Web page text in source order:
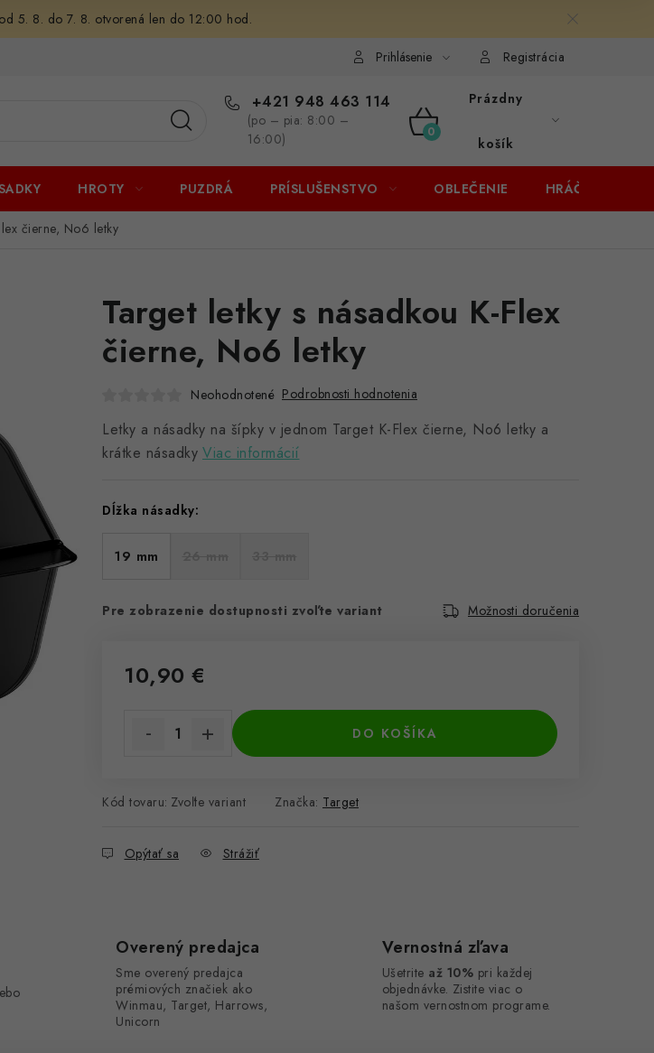
5. 8. do 7. 8. otvorená len do 12:00 hod.
Prihlásenie Registrácia
+421 948 463 114
(po – pia: 8:00 –
16:00)
NÁKUPNÝ
KOŠÍK
Prázdny
košík
HROTY PUZDRÁ PRÍSLUŠENSTVO OBLEČENIE HRÁČI
čierne, No6 letky
Target letky s násadkou K-Flex
čierne, No6 letky
Neohodnotené Podrobnosti hodnotenia
Letky a násadky na šípky v jednom Target K-Flex čierne, No6 letky a
krátke násadky Viac informácií
Dĺžka násadky:
19 mm
Pre zobrazenie dostupnosti zvoľte variant Možnosti doručenia
10,90 €
DO KOŠÍKA
Kód tovaru: Zvoľte variant Značka: Target
Opýtať sa Strážiť
Overený predajca
Sme overený predajca
prémiových značiek ako
Winmau, Target, Harrows,
Unicorn
Vernostná zľava
Ušetrite až 10% pri každej
objednávke. Zistite viac o
našom vernostnom programe.